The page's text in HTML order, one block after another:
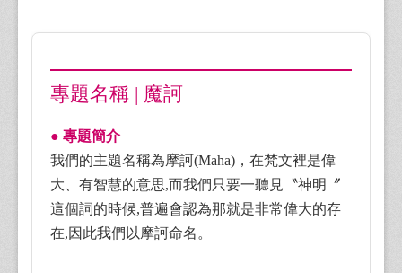
專題名稱 | 魔訶
● 專題簡介
我們的主題名稱為摩訶(Maha)，在梵文裡是偉
大、有智慧的意思,而我們只要一聽見〝神明〞
這個詞的時候,普遍會認為那就是非常偉大的存
在,因此我們以摩訶命名。